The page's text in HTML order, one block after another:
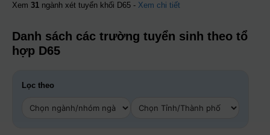
Xem 31 ngành xét tuyển khối D65 - Xem chi tiết
Danh sách các trường tuyển sinh theo tổ
hợp D65
Lọc theo